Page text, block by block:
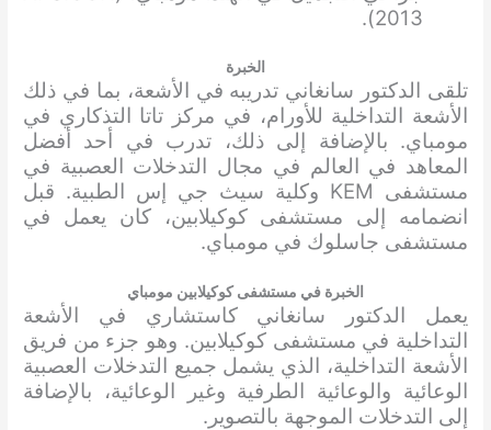
2013).
الخبرة
تلقى الدكتور سانغاني تدريبه في الأشعة، بما في ذلك
الأشعة التداخلية للأورام، في مركز تاتا التذكاري في
مومباي. بالإضافة إلى ذلك، تدرب في أحد أفضل
المعاهد في العالم في مجال التدخلات العصبية في
مستشفى KEM وكلية سيث جي إس الطبية. قبل
انضمامه إلى مستشفى كوكيلابين، كان يعمل في
مستشفى جاسلوك في مومباي.
الخبرة في مستشفى كوكيلابين مومباي
يعمل الدكتور سانغاني كاستشاري في الأشعة
التداخلية في مستشفى كوكيلابين. وهو جزء من فريق
الأشعة التداخلية، الذي يشمل جميع التدخلات العصبية
الوعائية والوعائية الطرفية وغير الوعائية، بالإضافة
إلى التدخلات الموجهة بالتصوير.